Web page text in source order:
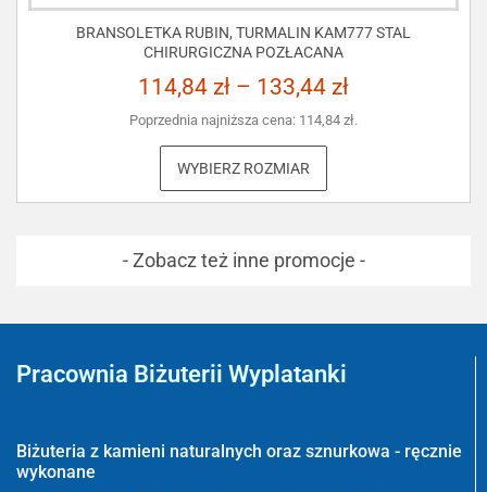
BRANSOLETKA RUBIN, TURMALIN KAM777 STAL
CHIRURGICZNA POZŁACANA
114,84 zł – 133,44 zł
Poprzednia najniższa cena: 114,84 zł.
WYBIERZ ROZMIAR
- Zobacz też inne promocje -
Pracownia Biżuterii Wyplatanki
Biżuteria z kamieni naturalnych oraz sznurkowa - ręcznie
wykonane